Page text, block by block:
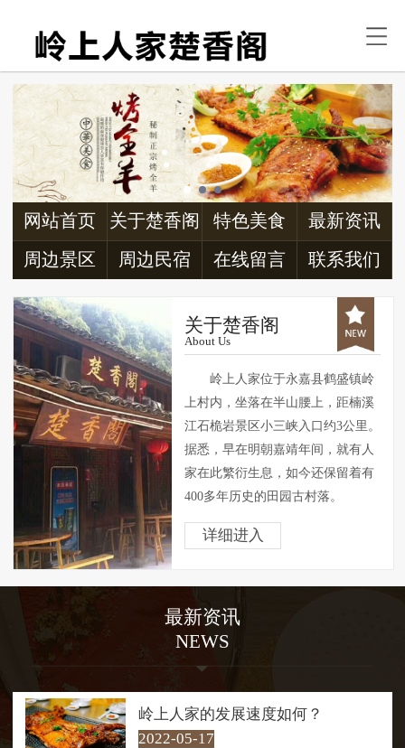
关于楚香阁
特色美食
最新资讯
周边景区
周边民宿
网站首页 关于楚香阁 特色美食 最新资讯
周边景区 周边民宿 在线留言 联系我们
关于楚香阁
About Us
岭上人家位于永嘉县鹤盛镇岭
上村内，坐落在半山腰上，距楠溪
江石桅岩景区小三峡入口约3公里。
据悉，早在明朝嘉靖年间，就有人
家在此繁衍生息，如今还保留着有
400多年历史的田园古村落。
岭上人家背山面溪，四周山色
青翠欲滴，空气清新异常，素有“天
村内房屋外观一仍其旧，显得朴素
大方，屋内却经过精心改造，已成
茶肆客会。是问茶歇脚和享受腊洒
上，游客仿佛进入了青山绿水的怀
抱，四周山色青翠欲滴，桥下溪流
详细进入
最新资讯
NEWS
岭上人家的发展速度如何？
2022-05-17